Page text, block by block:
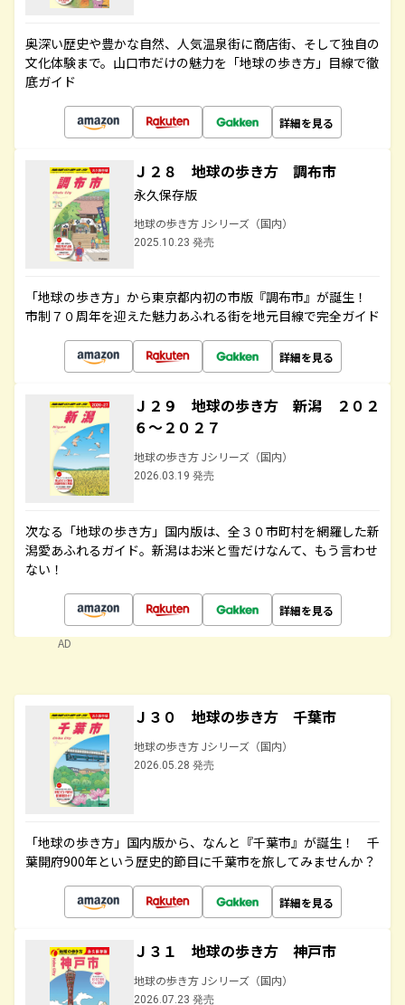
奥深い歴史や豊かな自然、人気温泉街に商店街、そして独自の
文化体験まで。山口市だけの魅力を「地球の歩き方」目線で徹
底ガイド
詳細を見る
Ｊ２８ 地球の歩き方 調布市
永久保存版
地球の歩き方 Jシリーズ（国内）
2025.10.23 発売
「地球の歩き方」から東京都内初の市版『調布市』が誕生！
市制７０周年を迎えた魅力あふれる街を地元目線で完全ガイド
詳細を見る
Ｊ２９ 地球の歩き方 新潟 ２０２
６～２０２７
地球の歩き方 Jシリーズ（国内）
2026.03.19 発売
次なる「地球の歩き方」国内版は、全３０市町村を網羅した新
潟愛あふれるガイド。新潟はお米と雪だけなんて、もう言わせ
ない！
詳細を見る
AD
Ｊ３０ 地球の歩き方 千葉市
地球の歩き方 Jシリーズ（国内）
2026.05.28 発売
「地球の歩き方」国内版から、なんと『千葉市』が誕生！ 千
葉開府900年という歴史的節目に千葉市を旅してみませんか？
詳細を見る
Ｊ３１ 地球の歩き方 神戸市
地球の歩き方 Jシリーズ（国内）
2026.07.23 発売